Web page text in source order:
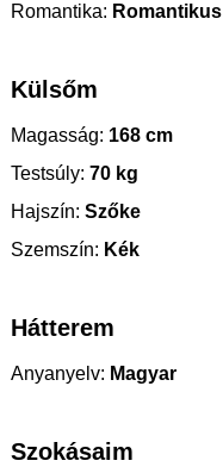
Romantika: Romantikus
Külsőm
Magasság: 168 cm
Testsúly: 70 kg
Hajszín: Szőke
Szemszín: Kék
Hátterem
Anyanyelv: Magyar
Szokásaim